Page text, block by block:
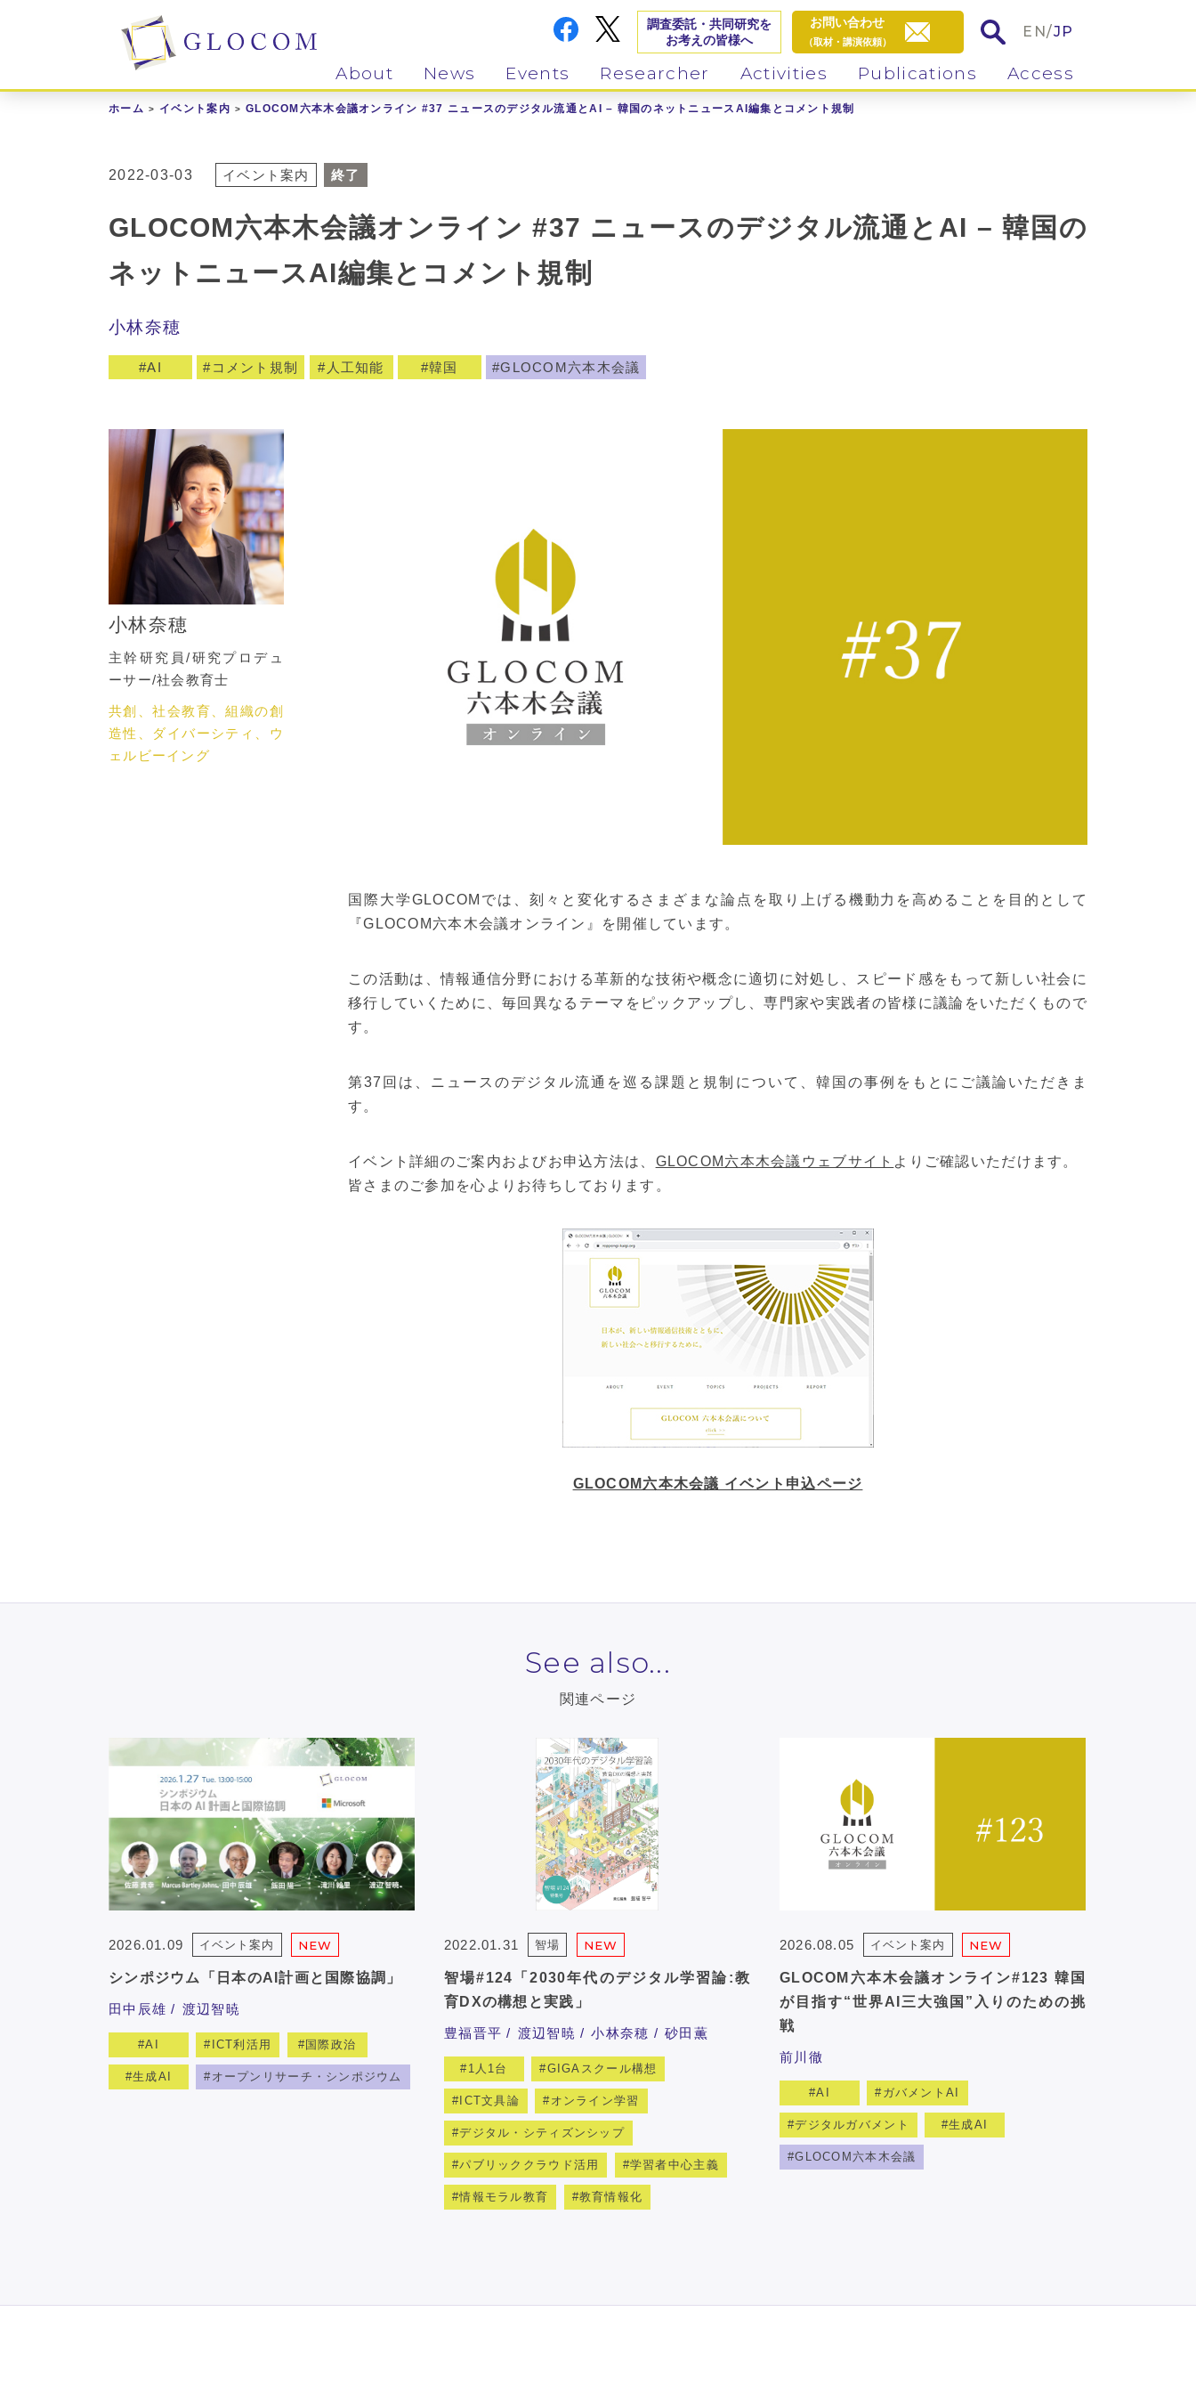
調査委託・共同研究を
お考えの皆様へ
お問い合わせ
（取材・講演依頼）
EN/JP
About News Events Researcher Activities Publications Access
ホーム イベント案内 GLOCOM六本木会議オンライン #37 ニュースのデジタル流通とAI – 韓国のネットニュースAI編集とコメント規制
2022-03-03 イベント案内 終了
GLOCOM六本木会議オンライン #37 ニュースのデジタル流通とAI – 韓国の
ネットニュースAI編集とコメント規制
小林奈穂
AI コメント規制 人工知能 韓国 GLOCOM六本木会議
国際大学GLOCOMでは、刻々と変化するさまざまな論点を取り上げる機動力を高めることを目的として
『GLOCOM六本木会議オンライン』を開催しています。
この活動は、情報通信分野における革新的な技術や概念に適切に対処し、スピード感をもって新しい社会に
移行していくために、毎回異なるテーマをピックアップし、専門家や実践者の皆様に議論をいただくもので
す。
第37回は、ニュースのデジタル流通を巡る課題と規制について、韓国の事例をもとにご議論いただきま
す。
イベント詳細のご案内およびお申込方法は、 GLOCOM六本木会議ウェブサイト よりご確認いただけます。
皆さまのご参加を心よりお待ちしております。
GLOCOM六本木会議 イベント申込ページ
小林奈穂
主幹研究員/研究プロデュ
ーサー/社会教育士
共創、社会教育、組織の創
造性、ダイバーシティ、ウ
ェルビーイング
See also...
関連ページ
2026.01.09 イベント案内 NEW
シンポジウム「日本のAI計画と国際協調」
田中辰雄 渡辺智暁
AI ICT利活用 国際政治
生成AI オープンリサーチ・シンポジウム
2022.01.31 智場 NEW
智場#124「2030年代のデジタル学習論:教
育DXの構想と実践」
豊福晋平 渡辺智暁 小林奈穂 砂田薫
1人1台 GIGAスクール構想
ICT文具論 オンライン学習
デジタル・シティズンシップ
パブリッククラウド活用 学習者中心主義
情報モラル教育 教育情報化
2026.08.05 イベント案内 NEW
GLOCOM六本木会議オンライン#123 韓国
が目指す“世界AI三大強国”入りのための挑
戦
前川徹
AI ガバメントAI
デジタルガバメント 生成AI
GLOCOM六本木会議